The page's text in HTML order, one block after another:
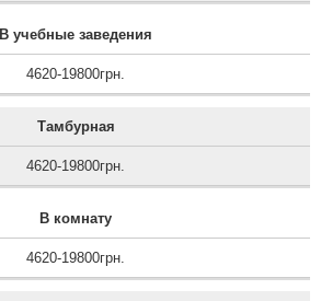
В учебные заведения
4620-19800грн.
Тамбурная
4620-19800грн.
В комнату
4620-19800грн.